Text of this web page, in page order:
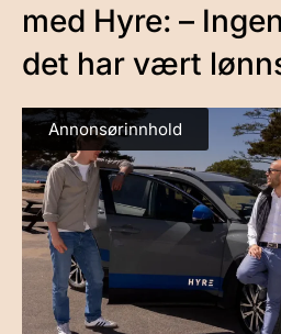
med Hyre: –
det har vært
Annonsørinnhold